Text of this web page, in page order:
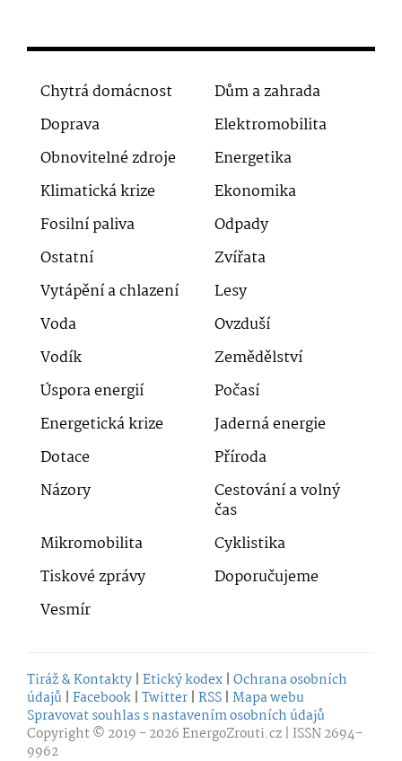
Chytrá domácnost
Dům a zahrada
Doprava
Elektromobilita
Obnovitelné zdroje
Energetika
Klimatická krize
Ekonomika
Fosilní paliva
Odpady
Ostatní
Zvířata
Vytápění a chlazení
Lesy
Voda
Ovzduší
Vodík
Zemědělství
Úspora energií
Počasí
Energetická krize
Jaderná energie
Dotace
Příroda
Názory
Cestování a volný
čas
Mikromobilita
Cyklistika
Tiskové zprávy
Doporučujeme
Vesmír
Tiráž & Kontakty | Etický kodex | Ochrana osobních
údajů | Facebook | Twitter | RSS | Mapa webu
Spravovat souhlas s nastavením osobních údajů
Copyright © 2019 - 2026EnergoZrouti.cz | ISSN 2694-
9962